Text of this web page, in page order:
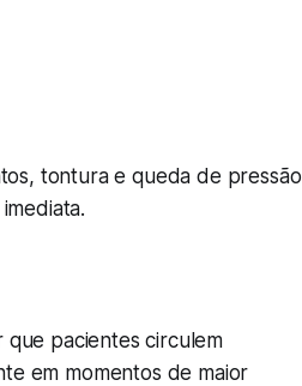
tontura e queda de pressão
que pacientes circulem
em momentos de maior